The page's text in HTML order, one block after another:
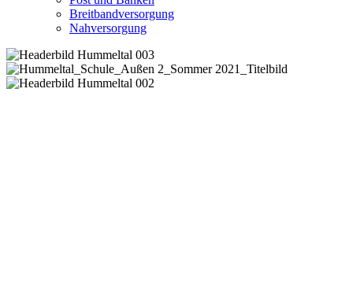
Breitbandversorgung
Nahversorgung